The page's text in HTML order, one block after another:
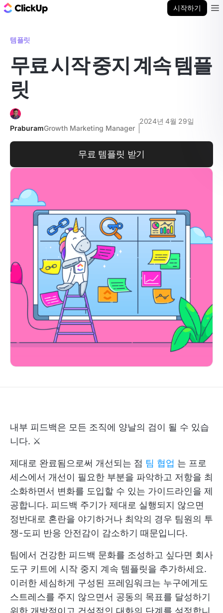
시작하기
템플릿
무료 시작 중지 계속 템플
릿
PraburamGrowth Marketing Manager
2024년 4월 29일
무료 템플릿 받기
내부 피드백은 모든 조직에 양날의 검이 될 수 있습
니다. ⚔️
제대로 완료됨으로써 개선되는 점 팀 협업 는 프로
세스에서 개선이 필요한 부분을 파악하고 저항을 최
소화하면서 변화를 도입할 수 있는 가이드라인을 제
공합니다. 피드백 주기가 제대로 실행되지 않으면
정반대로 혼란을 야기하거나 최악의 경우 팀원의 투
쟁-도피 반응 안전감이 감소하기 때문입니다.
팀에서 건강한 피드백 문화를 조성하고 싶다면 회사
도구 키트에 시작 중지 계속 템플릿을 추가하세요.
이러한 세심하게 구성된 프레임워크는 누구에게도
스트레스를 주지 않으면서 공동의 목표를 달성하기
위한 개방적이고 건설적인 대화의 단계를 설정합니